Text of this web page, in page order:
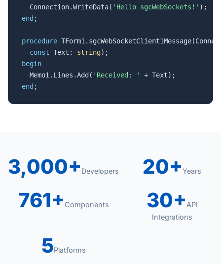
Connection.WriteData( 'Hello sgcWebSockets!'
end ;
procedure
const Text: string
begin
Memo1.Lines.Add( 'Received: '
end ;
3,000+ Developers 20+Years
761+ Components 30+ API
Integrations
5Platforms